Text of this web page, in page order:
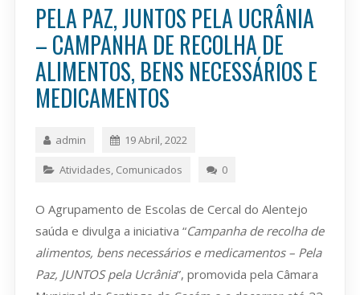
PELA PAZ, JUNTOS PELA UCRÂNIA
– CAMPANHA DE RECOLHA DE
ALIMENTOS, BENS NECESSÁRIOS E
MEDICAMENTOS
admin 19 Abril, 2022
Atividades, Comunicados 0
O Agrupamento de Escolas de Cercal do Alentejo
saúda e divulga a iniciativa “Campanha de recolha de
alimentos, bens necessários e medicamentos – Pela
Paz, JUNTOS pela Ucrânia”, promovida pela Câmara